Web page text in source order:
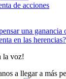
de acciones
una
en las herencias?
la voz!
a llegar a más